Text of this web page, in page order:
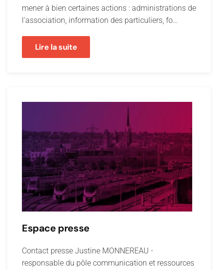
mener à bien certaines actions : administrations de
l'association, information des particuliers, fo…
Lire la suite
Espace presse
Contact presse Justine MONNEREAU -
responsable du pôle communication et ressources